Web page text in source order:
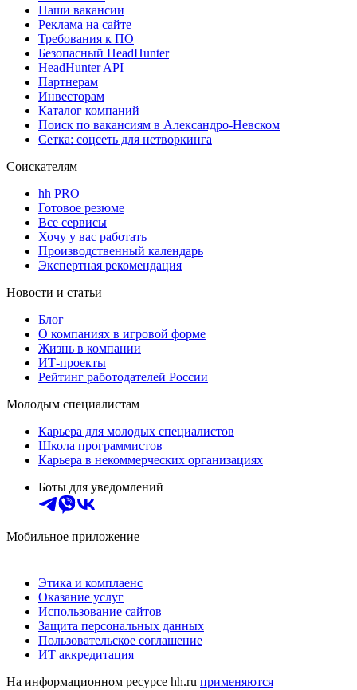
Наши вакансии
Реклама на сайте
Требования к ПО
Безопасный HeadHunter
HeadHunter API
Партнерам
Инвесторам
Каталог компаний
Поиск по вакансиям в Александро-Невском
Сетка: соцсеть для нетворкинга
Соискателям
hh PRO
Готовое резюме
Все сервисы
Хочу у вас работать
Производственный календарь
Экспертная рекомендация
Новости и статьи
Блог
О компаниях в игровой форме
Жизнь в компании
ИТ-проекты
Рейтинг работодателей России
Молодым специалистам
Карьера для молодых специалистов
Школа программистов
Карьера в некоммерческих организациях
Боты для уведомлений
Мобильное приложение
Этика и комплаенс
Оказание услуг
Использование сайтов
Защита персональных данных
Пользовательское соглашение
ИТ аккредитация
На информационном ресурсе hh.ru применяются